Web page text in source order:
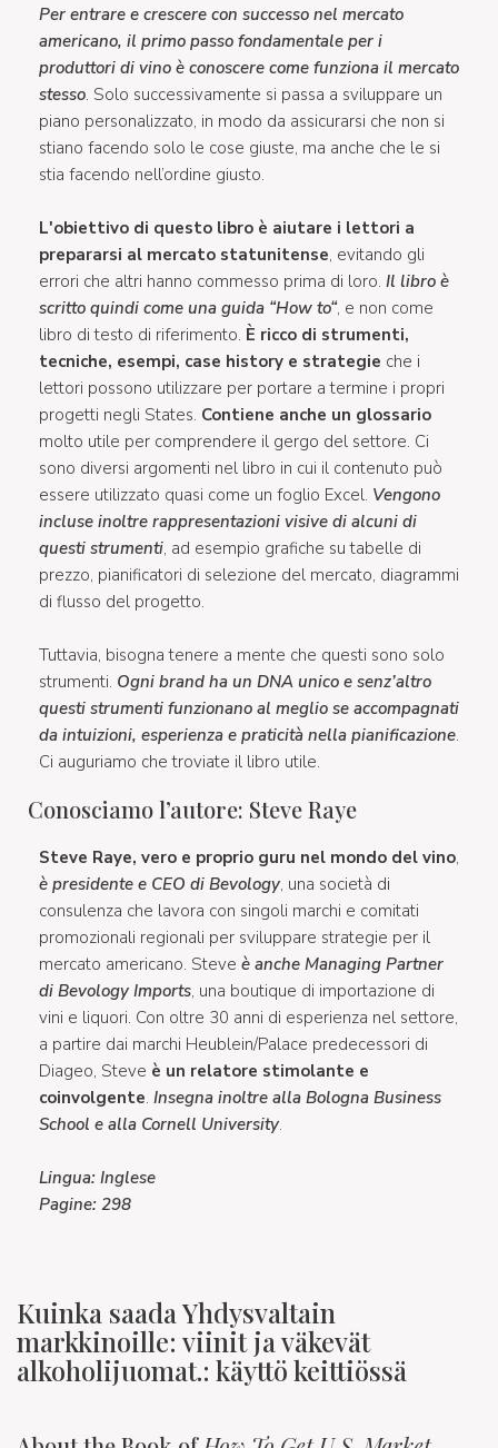
Per entrare e crescere con successo nel mercato
americano, il primo passo fondamentale per i
produttori di vino è conoscere come funziona il mercato
stesso. Solo successivamente si passa a sviluppare un
piano personalizzato, in modo da assicurarsi che non si
stiano facendo solo le cose giuste, ma anche che le si
stia facendo nell’ordine giusto.
L'obiettivo di questo libro è aiutare i lettori a
prepararsi al mercato statunitense, evitando gli
errori che altri hanno commesso prima di loro. Il libro è
scritto quindi come una guida “How to“, e non come
libro di testo di riferimento. È ricco di strumenti,
tecniche, esempi, case history e strategie che i
lettori possono utilizzare per portare a termine i propri
progetti negli States. Contiene anche un glossario
molto utile per comprendere il gergo del settore. Ci
sono diversi argomenti nel libro in cui il contenuto può
essere utilizzato quasi come un foglio Excel. Vengono
incluse inoltre rappresentazioni visive di alcuni di
questi strumenti, ad esempio grafiche su tabelle di
prezzo, pianificatori di selezione del mercato, diagrammi
di flusso del progetto.
Tuttavia, bisogna tenere a mente che questi sono solo
strumenti. Ogni brand ha un DNA unico e senz’altro
questi strumenti funzionano al meglio se accompagnati
da intuizioni, esperienza e praticità nella pianificazione.
Ci auguriamo che troviate il libro utile.
Conosciamo l’autore: Steve Raye
Steve Raye, vero e proprio guru nel mondo del vino,
è presidente e CEO di Bevology, una società di
consulenza che lavora con singoli marchi e comitati
promozionali regionali per sviluppare strategie per il
mercato americano. Steve è anche Managing Partner
di Bevology Imports, una boutique di importazione di
vini e liquori. Con oltre 30 anni di esperienza nel settore,
a partire dai marchi Heublein/Palace predecessori di
Diageo, Steve è un relatore stimolante e
coinvolgente. Insegna inoltre alla Bologna Business
School e alla Cornell University.
Lingua: Inglese
Pagine: 298
Kuinka saada Yhdysvaltain
markkinoille: viinit ja väkevät
alkoholijuomat.: käyttö keittiössä